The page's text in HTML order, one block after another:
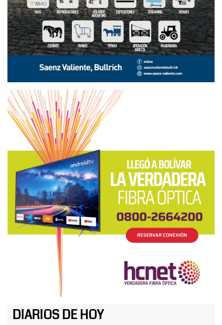
DIARIOS DE HOY